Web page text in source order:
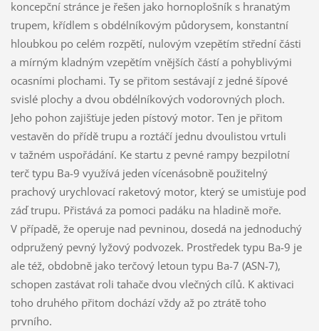
koncepční stránce je řešen jako hornoplošník s hranatým
trupem, křídlem s obdélníkovým půdorysem, konstantní
hloubkou po celém rozpětí, nulovým vzepětím střední části
a mírným kladným vzepětím vnějších částí a pohyblivými
ocasními plochami. Ty se přitom sestávají z jedné šípové
svislé plochy a dvou obdélníkových vodorovných ploch.
Jeho pohon zajišťuje jeden pístový motor. Ten je přitom
vestavěn do přídě trupu a roztáčí jednu dvoulistou vrtuli
v tažném uspořádání. Ke startu z pevné rampy bezpilotní
terč typu Ba-9 využívá jeden vícenásobně použitelný
prachový urychlovací raketový motor, který se umisťuje pod
záď trupu. Přistává za pomoci padáku na hladině moře.
V případě, že operuje nad pevninou, dosedá na jednoduchý
odpružený pevný lyžový podvozek. Prostředek typu Ba-9 je
ale též, obdobně jako terčový letoun typu Ba-7 (ASN-7),
schopen zastávat roli tahače dvou vlečných cílů. K aktivaci
toho druhého přitom dochází vždy až po ztrátě toho
prvního.